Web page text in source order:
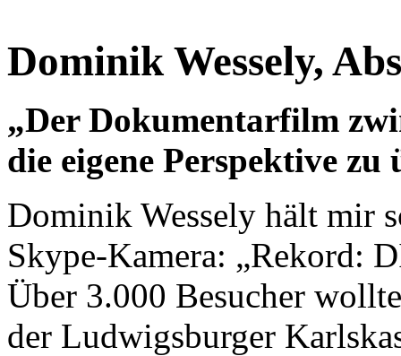
Dominik Wessely,
„Der Dokumentarfilm
die eigene Perspektive zu
Dominik Wessely hält mir
Skype-Kamera: „Rekord:
Über 3.000 Besucher
der Ludwigsburger